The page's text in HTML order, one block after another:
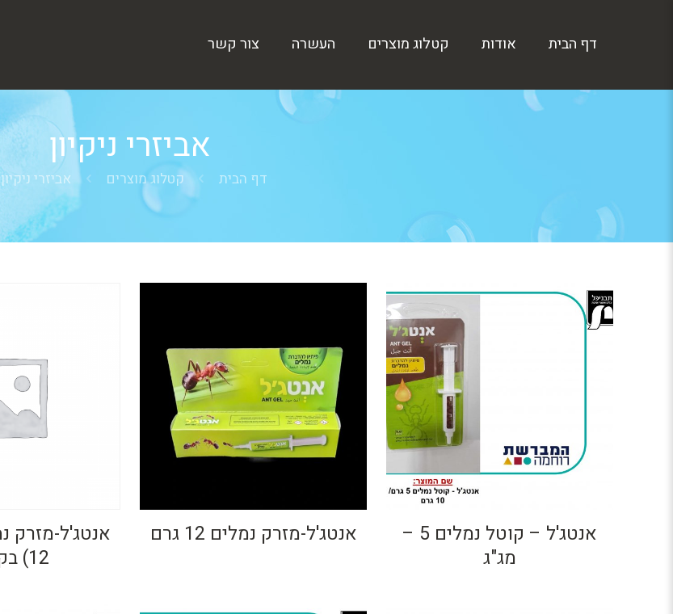
דף הבית אודות קטלוג מוצרים העשרה צור קשר
אביזרי ניקיון
דף הבית קטלוג מוצרים אביזרי ניקיון
אנטג'ל – קוטל נמלים 5 –
מג"ג
אנטג'ל-מזרק נמלים 12 גרם
12) בקרטון